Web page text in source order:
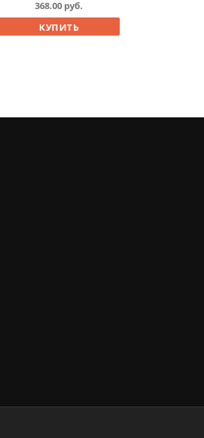
368.00 руб.
КУПИТЬ